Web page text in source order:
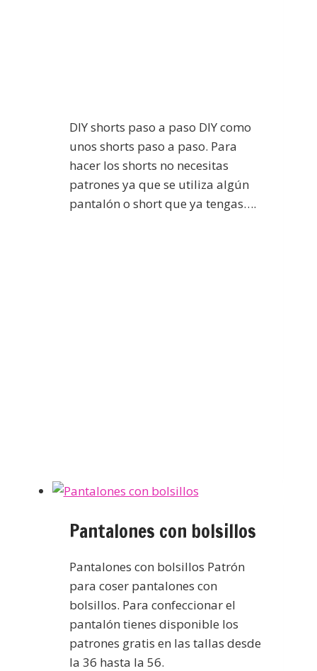
DIY shorts paso a paso DIY como
unos shorts paso a paso. Para
hacer los shorts no necesitas
patrones ya que se utiliza algún
pantalón o short que ya tengas….
Pantalones con bolsillos
Pantalones con bolsillos Patrón
para coser pantalones con
bolsillos. Para confeccionar el
pantalón tienes disponible los
patrones gratis en las tallas desde
la 36 hasta la 56.